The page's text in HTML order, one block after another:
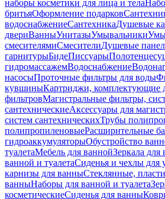
наборы косметики для лица и тела
бритьяОформление подарков
водоснабжениеСантехникаДушевые
двериВанныУнитазыУмывальники
смесителямиСмесителиДушевые
гарнитурыБидеПиссуары
гидромассажемВодоснабжение
насосыПроточные фильтры для воды
кувшиныКартриджи, комплектующие
фильтровМагистральные фильтры,
сантехническиеАксессуары для
систем сантехническихТрубы
полипропиленовыеРасширительные
гидроаккумуляторыОбустройство
туалетаМебель для ваннойЗеркала для
ванной и туалетаСиденья и чехлы для
карнизы для ванныСтеклянные,
ванныНаборы для ванной и туалета
косметическиеСиденья для ванны